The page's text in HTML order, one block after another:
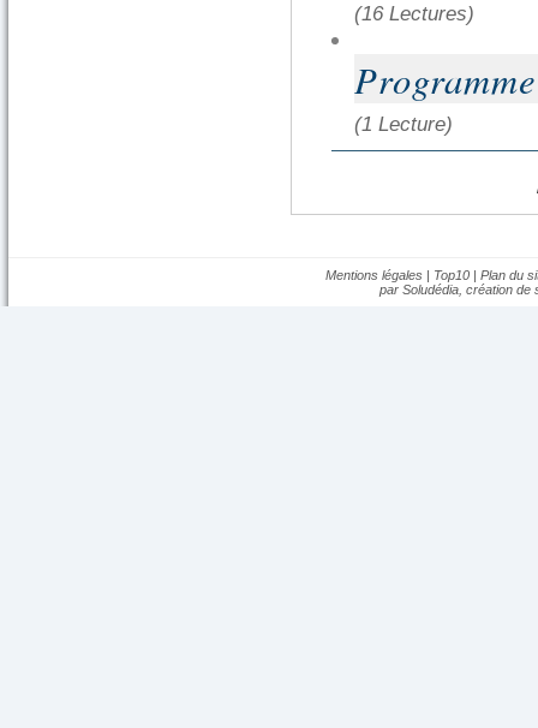
(16 Lectures)
(1 Lecture)
Mentions légales | Top10 | Plan du
par Soludédia, création de